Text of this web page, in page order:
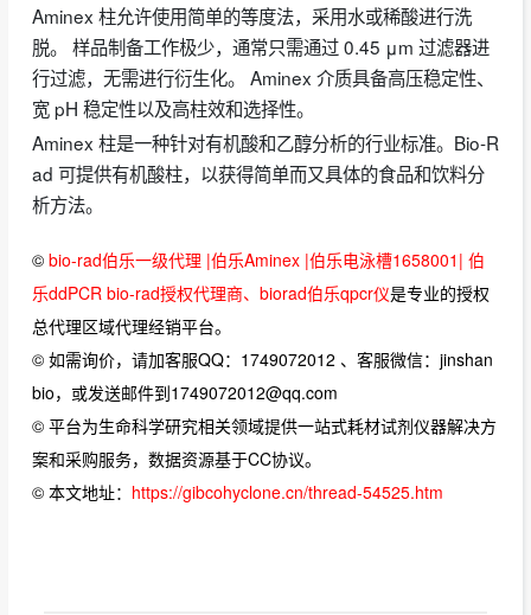
Aminex 柱允许使用简单的等度法，采用水或稀酸进行洗
脱。 样品制备工作极少，通常只需通过 0.45 μm 过滤器进
行过滤，无需进行衍生化。 Aminex 介质具备高压稳定性、
宽 pH 稳定性以及高柱效和选择性。
Aminex 柱是一种针对有机酸和乙醇分析的行业标准。Bio-R
ad 可提供有机酸柱，以获得简单而又具体的食品和饮料分
析方法。
© bio-rad伯乐一级代理 |伯乐Aminex |伯乐电泳槽1658001| 伯
乐ddPCR bio-rad授权代理商、biorad伯乐qpcr仪是专业的授权
总代理区域代理经销平台。
© 如需询价，请加客服QQ：1749072012 、客服微信：jinshan
bio，或发送邮件到1749072012@qq.com
© 平台为生命科学研究相关领域提供一站式耗材试剂仪器解决方
案和采购服务，数据资源基于CC协议。
© 本文地址： https://gibcohyclone.cn/thread-54525.htm